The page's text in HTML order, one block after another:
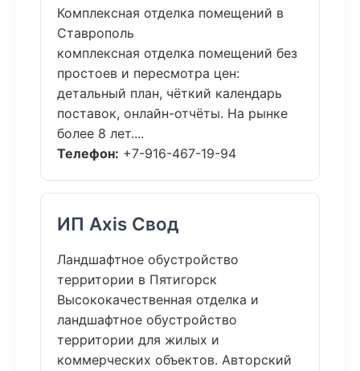
Комплексная отделка помещений в
Ставрополь
комплексная отделка помещений без
простоев и пересмотра цен:
детальный план, чёткий календарь
поставок, онлайн-отчёты. На рынке
более 8 лет....
Телефон: +7-916-467-19-94
ИП Axis Свод
Ландшафтное обустройство
территории в Пятигорск
Высококачественная отделка и
ландшафтное обустройство
территории для жилых и
коммерческих объектов. Авторский